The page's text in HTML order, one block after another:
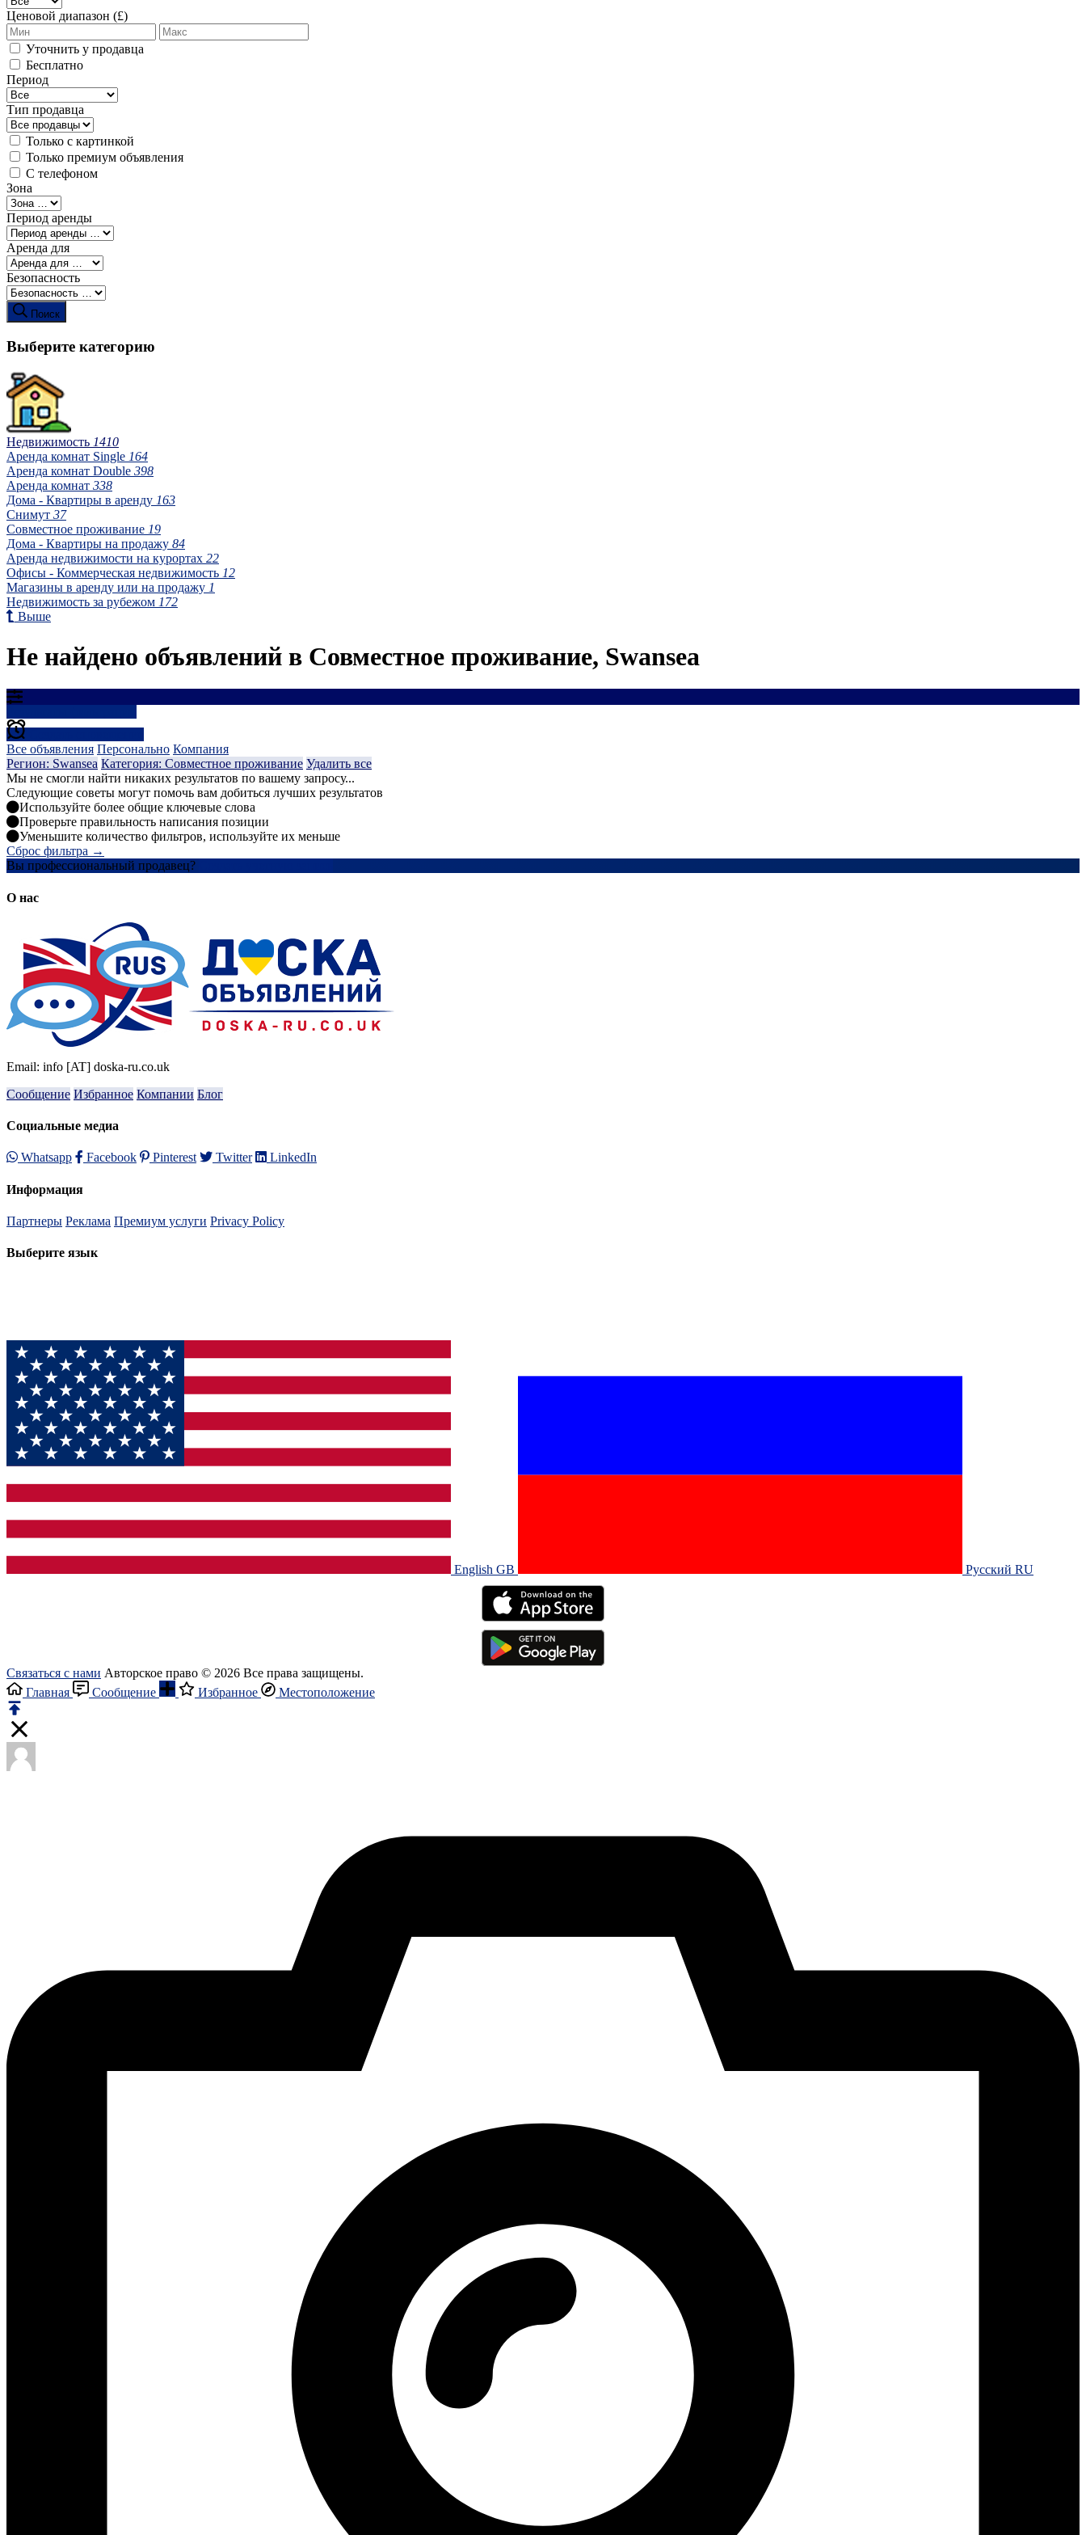
Ценовой диапазон (£)
Уточнить у продавца
Бесплатно
Период
Тип продавца
Только с картинкой
Только премиум объявления
С телефоном
Зона
Период аренды
Аренда для
Безопасность
Поиск
Выберите категорию
Недвижимость 1410
Аренда комнат Single 164
Аренда комнат Double 398
Аренда комнат 338
Дома - Квартиры в аренду 163
Снимут 37
Совместное проживание 19
Дома - Квартиры на продажу 84
Аренда недвижимости на курортах 22
Офисы - Коммерческая недвижимость 12
Магазины в аренду или на продажу 1
Недвижимость за рубежом 172
Выше
Не найдено объявлений в Совместное проживание, Swansea
Все объявления Персонально Компания
Регион: Swansea Категория: Совместное проживание Удалить все
Мы не смогли найти никаких результатов по вашему запросу...
Следующие советы могут помочь вам добиться лучших результатов
Используйте более общие ключевые слова
Проверьте правильность написания позиции
Уменьшите количество фильтров, используйте их меньше
Сброс фильтра →
Вы профессиональный продавец?
О нас
Email: info [AT] doska-ru.co.uk
Сообщение Избранное Компании Блог
Социальные медиа
Whatsapp Facebook Pinterest Twitter LinkedIn
Информация
Партнеры Реклама Премиум услуги Privacy Policy
Выберите язык
English GB‎ Русский RU‎
Связаться с нами Авторское право © 2026 Все права защищены.
Главная
Сообщение Избранное Местоположение